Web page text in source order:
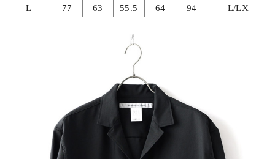
L
77 63 55.5 64 94 L/LX